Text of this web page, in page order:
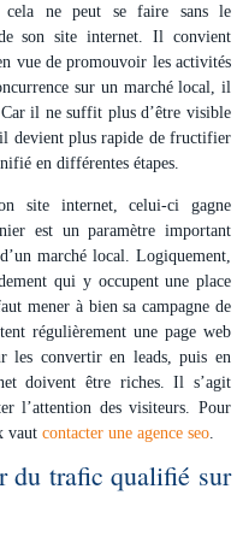
ne peut se faire sans le
son site internet. Il convient
vue de promouvoir les activités
sur un marché local, il
il ne suffit plus d’être visible
devient plus rapide de fructifier
en différentes étapes.
site internet, celui-ci gagne
est un paramètre important
marché local. Logiquement,
qui y occupent une place
mener à bien sa campagne de
régulièrement une page web
les convertir en leads, puis en
doivent être riches. Il s’agit
l’attention des visiteurs. Pour
vaut contacter une agence seo
du trafic qualifié sur